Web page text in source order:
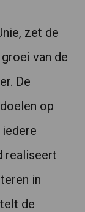
zet de
van de
De
op
realiseert
in
de